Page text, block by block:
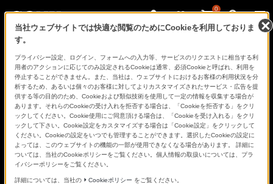
0
あ、
見
た
こ
と
の
な
い
世
界
へ。
α
Universe
当社ウェブサイトでは快適な閲覧のためにCookieを利用しておりま
す。
プライバシー設定、ログイン、フォームへの入力等、サービスのリクエストに相当する利
用者のアクションに応じてのみ設定されるCookieは通常、必須Cookieと呼ばれ、利用を
停止することができません。また、当社は、ウェブサイトにおけるお客様の利用状況を分
析するため、あるいは個々のお客様に対してよりカスタマイズされたサービス・広告を提
供する等の目的のため、Cookieおよび類似技術を使用して一定の情報を収集する場合が
あります。それらのCookieの受け入れを拒否する場合は、「Cookieを拒否する」をクリ
ックしてください。Cookie使用にご同意頂ける場合は、「Cookieを受け入れる」をクリ
ックして下さい。Cookie設定をカスタマイズする場合は「Cookie設定」をクリックして
ください。Cookieの設定をいつでも管理することができます。選択したCookieの設定に
よっては、このウェブサイトの機能の一部が使用できなくなる場合があります。 詳細に
ついては、当社のCookieポリシーをご覧ください。個人情報の取扱いについては、プラ
イバシーポリシーをご覧ください。
詳細については、当社の Cookieポリシー をご覧ください。